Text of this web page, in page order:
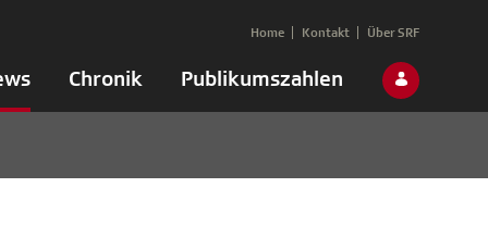
Chronik Publikumszahlen
Home Kontakt Über SRF